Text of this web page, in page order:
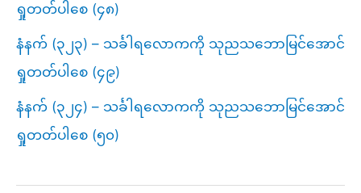
ရှုတတ်ပါစေ (၄၈)
နံနက် (၃၂၃) – သင်္ခါရလောကကို သုညသဘောမြင်အောင်
ရှုတတ်ပါစေ (၄၉)
နံနက် (၃၂၄) – သင်္ခါရလောကကို သုညသဘောမြင်အောင်
ရှုတတ်ပါစေ (၅၀)